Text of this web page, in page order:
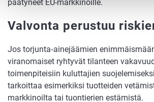
päätyneet EU-markkinoille.
Valvonta perustuu
Jos torjunta‑ainejäämien
viranomaiset ryhtyvät tilanteen
toimenpiteisiin kuluttajien
tarkoittaa esimerkiksi tuotteiden
markkinoilta tai tuontierien estämistä.